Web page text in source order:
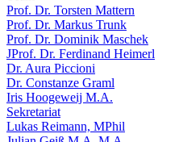
Prof. Dr. Torsten Mattern
Prof. Dr. Markus Trunk
Prof. Dr. Dominik Maschek
JProf. Dr. Ferdinand Heimerl
Dr. Aura Piccioni
Dr. Constanze Graml
Iris Hoogeweij M.A.
Sekretariat
Lukas Reimann, MPhil